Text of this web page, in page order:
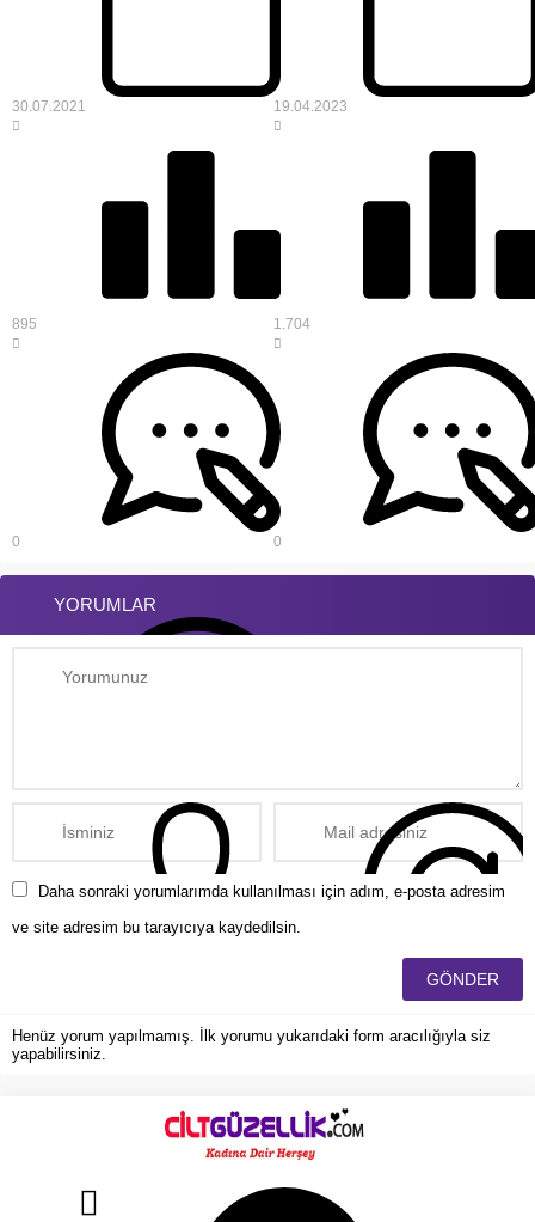
30.07.2021
895
0
19.04.2023
1.704
0
YORUMLAR
Daha sonraki yorumlarımda kullanılması için adım, e-posta adresim
ve site adresim bu tarayıcıya kaydedilsin.
Henüz yorum yapılmamış. İlk yorumu yukarıdaki form aracılığıyla siz
yapabilirsiniz.